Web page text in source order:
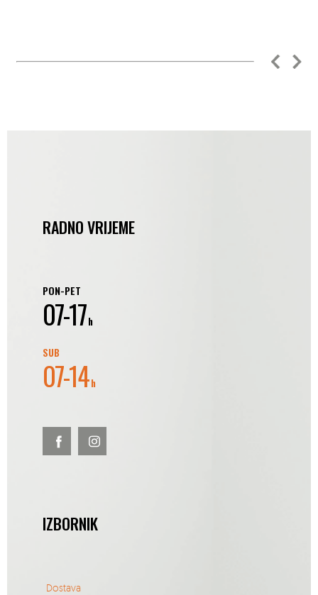
RADNO VRIJEME
PON-PET
07-17h
SUB
07-14h
IZBORNIK
Dostava